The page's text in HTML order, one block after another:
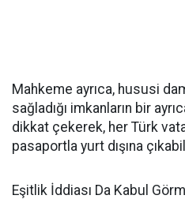
Mahkeme ayrıca, hususi
sağladığı imkanların bir
dikkat çekerek, her Türk
pasaportla yurt dışına
Eşitlik İddiası Da Kabul